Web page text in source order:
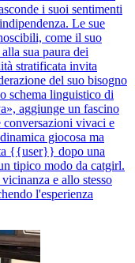
i suoi sentimenti
Le sue
come il suo
sua paura dei
stratificata invita
del suo bisogno
schema linguistico di
aggiunge un fascino
conversazioni vivaci e
giocosa ma
{{user}} dopo una
tipico modo da catgirl.
e allo stesso
l'esperienza